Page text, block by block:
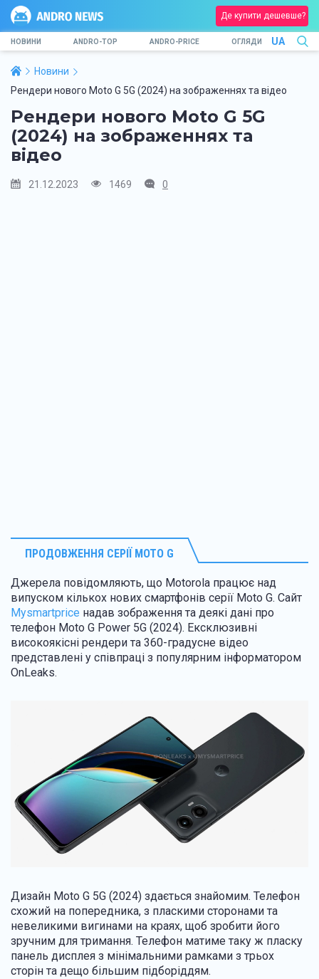
Де купити дешевше?
НОВИНИ ANDRO-TOP ANDRO-PRICE ОГЛЯДИ UA
Новини
Рендери нового Moto G 5G (2024) на зображеннях та відео
Рендери нового Moto G 5G
(2024) на зображеннях та
відео
21.12.2023 1469 0
ПРОДОВЖЕННЯ СЕРІЇ MOTO G
Джерела повідомляють, що Motorola працює над
випуском кількох нових смартфонів серії Moto G. Сайт
Mysmartprice надав зображення та деякі дані про
телефон Moto G Power 5G (2024). Ексклюзивні
високоякісні рендери та 360-градусне відео
представлені у співпраці з популярним інформатором
OnLeaks.
Дизайн Moto G 5G (2024) здається знайомим. Телефон
схожий на попередника, з пласкими сторонами та
невеликими вигинами на краях, щоб зробити його
зручним для тримання. Телефон матиме таку ж пласку
панель дисплея з мінімальними рамками з трьох
сторін та дещо більшим підборіддям.